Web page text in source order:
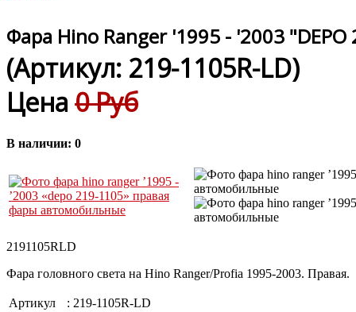
Фара Hino Ranger '1995 - '2003
(Артикул: 219-1105R-LD)
Цена 0 Руб
В наличии: 0
2191105RLD
Фара головного света на Hino Ranger/Profia 1995-2003. Правая.
Артикул : 219-1105R-LD